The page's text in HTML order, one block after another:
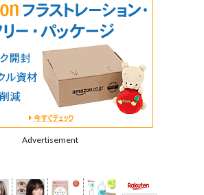
Advertisement